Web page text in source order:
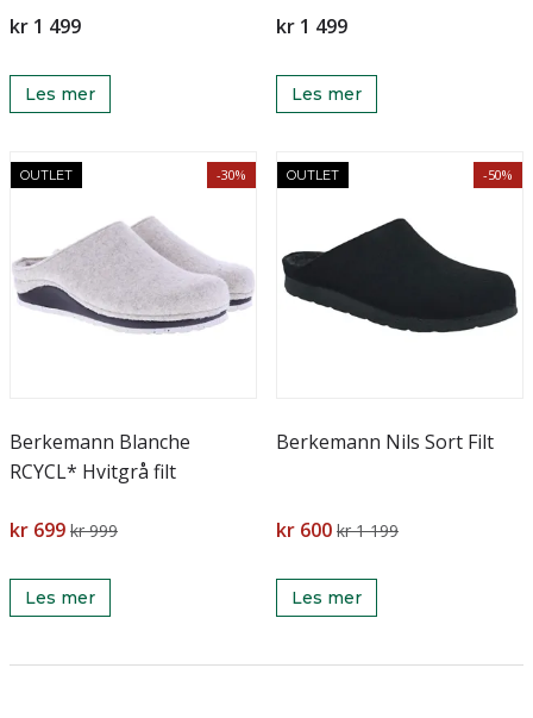
kr 1 499
Les mer
kr 1 499
Les mer
OUTLET -30%
Berkemann Blanche
RCYCL* Hvitgrå filt
kr 699 kr 999
Les mer
OUTLET -50%
Berkemann Nils Sort Filt
kr 600 kr 1 199
Les mer